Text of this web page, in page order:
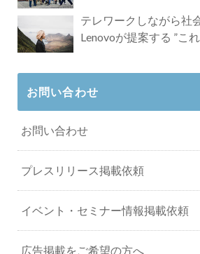
テレワークしながら社
Lenovoが提案する ”こ
お問い合わせ
お問い合わせ
プレスリリース掲載依頼
イベント・セミナー情報掲載依頼
広告掲載をご希望の方へ